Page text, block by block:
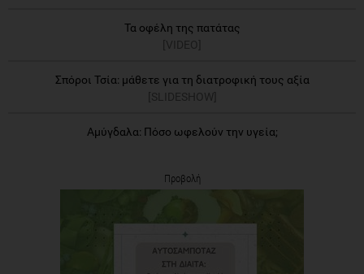
Τα οφέλη της πατάτας
[VIDEO]
Σπόροι Τσία: μάθετε για τη διατροφική τους αξία
[SLIDESHOW]
Αμύγδαλα: Πόσο ωφελούν την υγεία;
Προβολή